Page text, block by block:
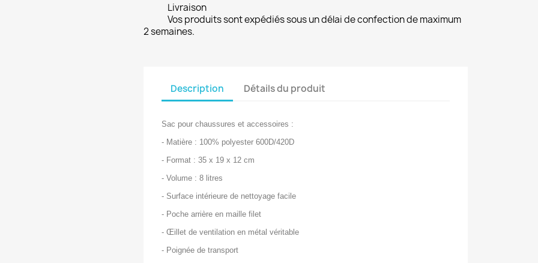
Livraison
Vos produits sont expédiés sous un délai de confection de maximum
2 semaines.
Description Détails du produit
Sac pour chaussures et accessoires :
- Matière : 100% polyester 600D/420D
- Format : 35 x 19 x 12 cm
- Volume : 8 litres
- Surface intérieure de nettoyage facile
- Poche arrière en maille filet
- Œillet de ventilation en métal véritable
- Poignée de transport